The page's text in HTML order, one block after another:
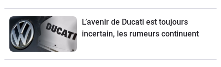
et la Norton Atlas à l’essai
L’avenir de Ducati est toujours
incertain, les rumeurs continuent